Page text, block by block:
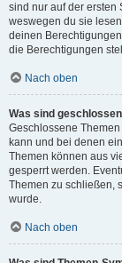
sind nur auf der ersten
weswegen du sie
deinen
die Berechtigungen
Nach oben
Was sind
Geschlossene
kann und bei denen
Themen können aus
gesperrt werden.
Themen zu schließen,
wurde.
Nach oben